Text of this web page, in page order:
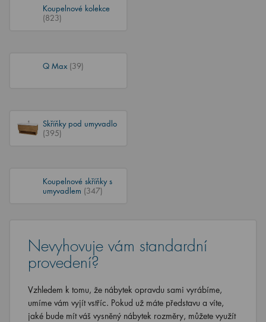
Koupelnové kolekce
(823)
Q Max (39)
Skříňky pod umyvadlo
(395)
Koupelnové skříňky s
umyvadlem (347)
Nevyhovuje vám standardní
provedení?
Vzhledem k tomu, že nábytek opravdu sami vyrábíme,
umíme vám vyjít vstříc. Pokud už máte představu a víte,
jaké bude mít váš vysněný nábytek rozměry, můžete využít